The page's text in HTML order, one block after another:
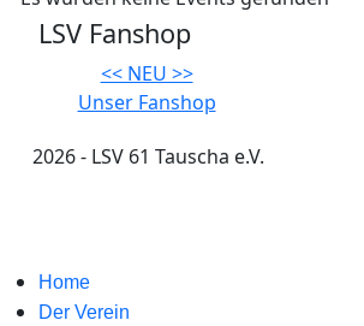
LSV Fanshop
<< NEU >>
Unser Fanshop
2026 - LSV 61 Tauscha e.V.
Home
Der Verein